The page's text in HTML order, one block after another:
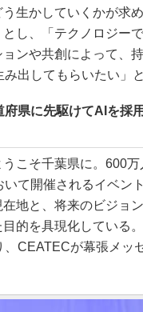
生かしていくかが求
し、「テクノロジー
ンや共創によって、
出してもらいたい」
県に先駆けてAIを採用
こそ千葉県に。600万
て開催されるイベン
地と、将来のビジョ
的を具現化している
CEATECが幕張メッ